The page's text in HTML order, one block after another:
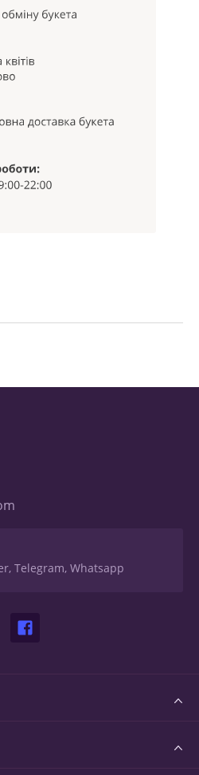
Telegram, Whatsapp